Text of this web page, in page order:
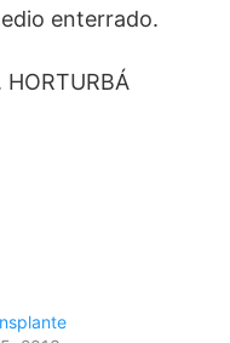
enterrado.